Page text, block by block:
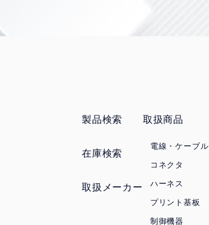
製品検索
在庫検索
取扱メーカー
取扱商品
電線・ケーブル
コネクタ
ハーネス
プリント基板
制御機器